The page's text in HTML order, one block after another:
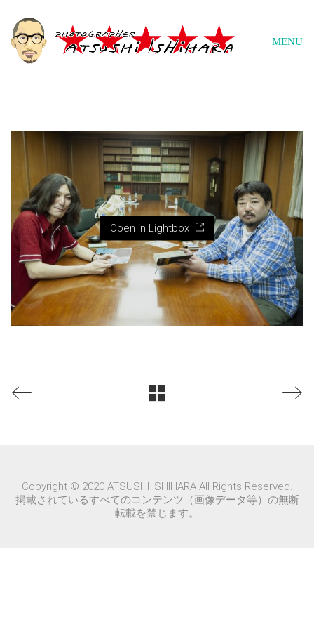
MENU
Open in Lightbox
Copyright © 2020 ATSUSHI ISHIHARA All Rights Reserved.
掲載されているすべてのコンテンツ（画像データ等）の無断
転載を禁じます。